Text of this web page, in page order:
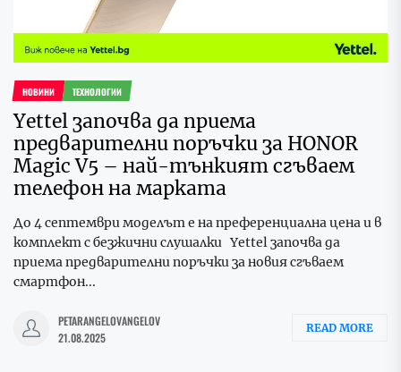
НОВИНИ ТЕХНОЛОГИИ
Yettel започва да приема
предварителни поръчки за HONOR
Magic V5 – най-тънкият сгъваем
телефон на марката
До 4 септември моделът е на преференциална цена и в
комплект с безжични слушалки Yettel започва да
приема предварителни поръчки за новия сгъваем
смартфон...
PETARANGELOVANGELOV
21.08.2025
READ MORE